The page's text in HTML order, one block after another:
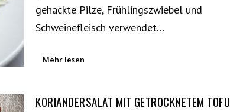
gehackte Pilze, Frühlingszwiebel und
Schweinefleisch verwendet…
Mehr lesen
KORIANDERSALAT MIT GETROCKNETEM TOFU